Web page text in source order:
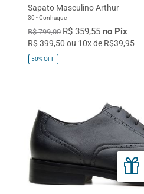
Sapato Masculino Arthur
30 - Conhaque
R$ 799,00 R$ 359,55 no Pix
R$ 399,50 ou 10x de R$39,95
50%OFF